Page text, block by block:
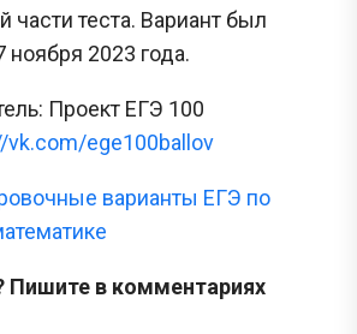
части теста. Вариант был
ноября 2023 года.
Проект ЕГЭ 100
vk.com/ege100ballov
варианты ЕГЭ по
Пишите в комментариях